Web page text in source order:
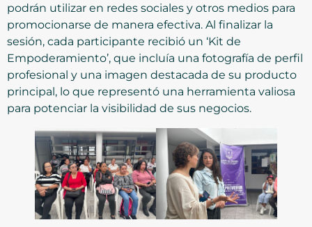
podrán utilizar en redes sociales y otros medios para
promocionarse de manera efectiva. Al finalizar la
sesión, cada participante recibió un ‘Kit de
Empoderamiento’, que incluía una fotografía de perfil
profesional y una imagen destacada de su producto
principal, lo que representó una herramienta valiosa
para potenciar la visibilidad de sus negocios.